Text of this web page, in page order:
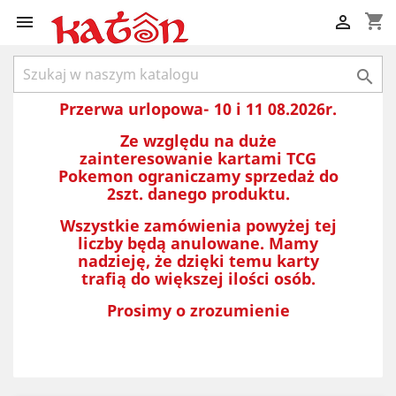
 shopping_cart


Przerwa urlopowa- 10 i 11 08.2026r.
Ze względu na duże
zainteresowanie kartami TCG
Pokemon ograniczamy sprzedaż do
2szt. danego produktu.
Wszystkie zamówienia powyżej tej
liczby będą anulowane. Mamy
nadzieję, że dzięki temu karty
trafią do większej ilości osób.
Prosimy o zrozumienie